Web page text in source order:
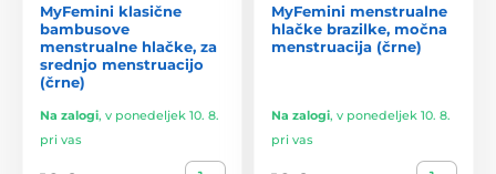
MyFemini klasične
bambusove
menstrualne hlačke, za
srednjo menstruacijo
(črne)
Na zalogi, v ponedeljek 10. 8.
pri vas
MyFemini menstrualne
hlačke brazilke, močna
menstruacija (črne)
Na zalogi, v ponedeljek 10. 8.
pri vas